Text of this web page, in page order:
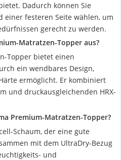
Dadurch können Sie
einer festeren Seite wählen, um
gerecht zu werden.
Matratzen-Topper aus?
Topper bietet einen
ein wendbares Design,
ermöglicht. Er kombiniert
und druckausgleichenden HRX-
Premium-Matratzen-Topper?
Schaum, der eine gute
mit dem UltraDry-Bezug
und